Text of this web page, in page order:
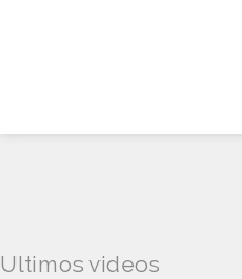
Ultimos videos